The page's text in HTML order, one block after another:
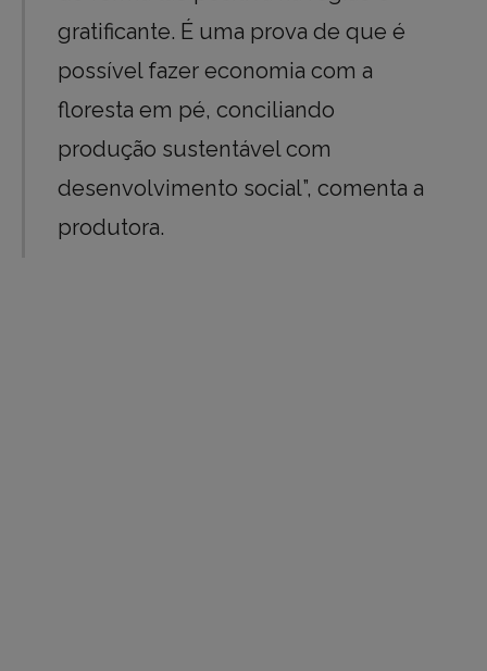
gratificante. É uma prova de que é
possível fazer economia com a
floresta em pé, conciliando
produção sustentável com
desenvolvimento social”, comenta a
produtora.